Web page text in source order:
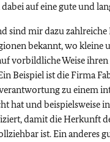
dabei auf eine gute und
sind mir dazu zahlreiche
bekannt, wo kleine
vorbildliche Weise ihren
Beispiel ist die Firma
zu einem
hat und beispielsweise
damit die Herkunft
ist. Ein anderes